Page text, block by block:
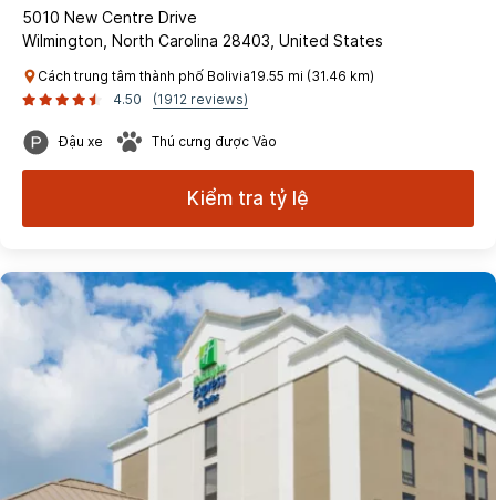
5010 New Centre Drive
Wilmington, North Carolina 28403, United States
Cách trung tâm thành phố Bolivia19.55 mi (31.46 km)
4.50
(1912 reviews)
Đậu xe Thú cưng được Vào
Kiểm tra tỷ lệ